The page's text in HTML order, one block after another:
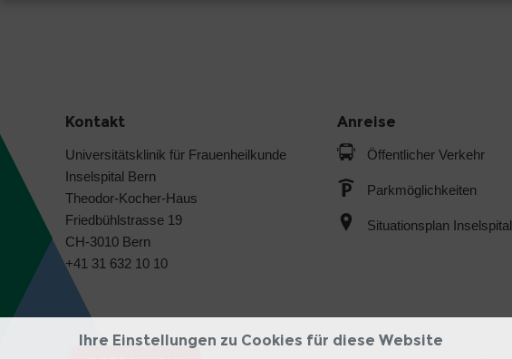
Kontakt
Universitätsklinik für Frauenheilkunde
Inselspital Bern
Theodor-Kocher-Haus
Friedbühlstrasse 19
CH-3010 Bern
+41 31 632 10 10
Anreise
Öffentlicher Verkehr
Parkmöglichkeiten
Situationsplan Inselspital
Ihre Einstellungen zu Cookies für diese Website